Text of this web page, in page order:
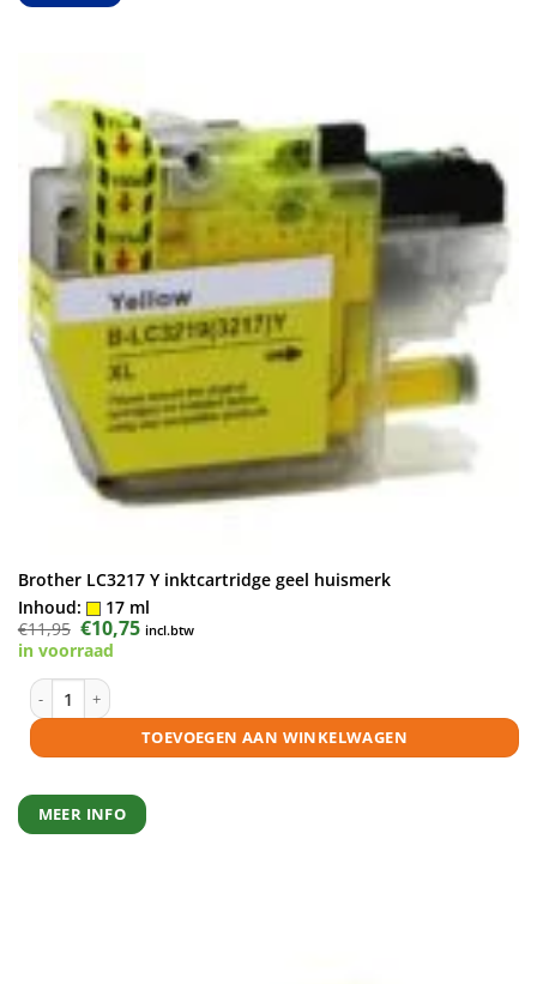
Brother LC3217 Y inktcartridge geel huismerk
Inhoud:
17 ml
€11,95 Oorspronkelijke
prijs
was:
€10,75Huidige
prijs
incl.btw
in voorraad
Brother LC3217 Y inktcartridge geel huismerk aantal
TOEVOEGEN AAN WINKELWAGEN
MEER INFO